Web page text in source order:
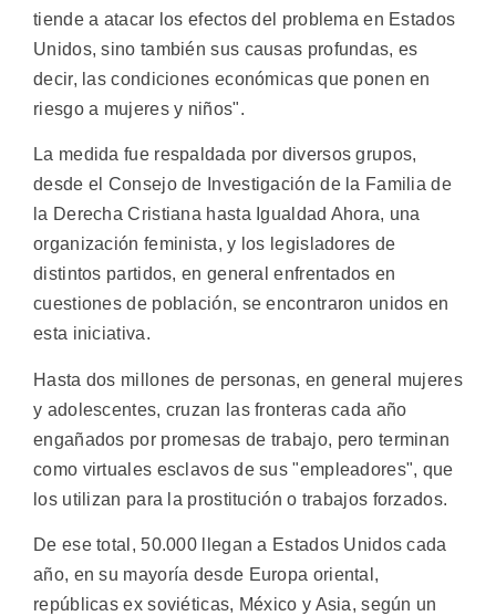
tiende a atacar los efectos del problema en Estados
Unidos, sino también sus causas profundas, es
decir, las condiciones económicas que ponen en
riesgo a mujeres y niños".
La medida fue respaldada por diversos grupos,
desde el Consejo de Investigación de la Familia de
la Derecha Cristiana hasta Igualdad Ahora, una
organización feminista, y los legisladores de
distintos partidos, en general enfrentados en
cuestiones de población, se encontraron unidos en
esta iniciativa.
Hasta dos millones de personas, en general mujeres
y adolescentes, cruzan las fronteras cada año
engañados por promesas de trabajo, pero terminan
como virtuales esclavos de sus "empleadores", que
los utilizan para la prostitución o trabajos forzados.
De ese total, 50.000 llegan a Estados Unidos cada
año, en su mayoría desde Europa oriental,
repúblicas ex soviéticas, México y Asia, según un